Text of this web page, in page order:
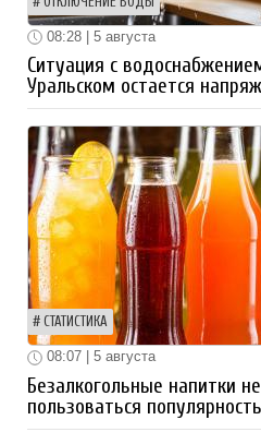
08:28 | 5 августа
Ситуация с
Уральском остается
СТАТИСТИКА
08:07 | 5 августа
Безалкогольные напитки
пользоваться